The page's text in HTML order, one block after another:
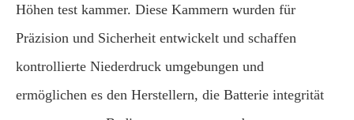
Höhen test kammer. Diese Kammern wurden für
Präzision und Sicherheit entwickelt und schaffen
kontrollierte Niederdruck umgebungen und
ermöglichen es den Herstellern, die Batterie integrität